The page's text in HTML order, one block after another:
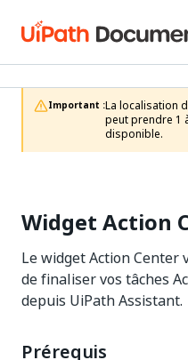
Important :La localisation
peut prendre 1
disponible.
Widget Action
Le widget Action
de finaliser vos tâches
depuis UiPath Assistant.
Prérequis